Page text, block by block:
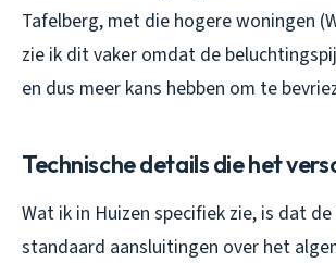
Tafelberg, met die hogere woningen
zie ik dit vaker omdat de
en dus meer kans hebben om te
Technische details die het
Wat ik in Huizen specifiek zie, is dat
standaard aansluitingen over het